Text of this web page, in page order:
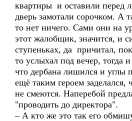
квартиры и оставили перед
дверь замотали сорочком. А
то нет ничего. Сами они на
этот жалобщик, значится, и
ступеньках, да причитал,
то услыхал под вечер, тогда
что дербана лишился и углы
ещё таким героем заделался,
не смеются. Наперебой
"проводить до директора".
– А кто же это так его